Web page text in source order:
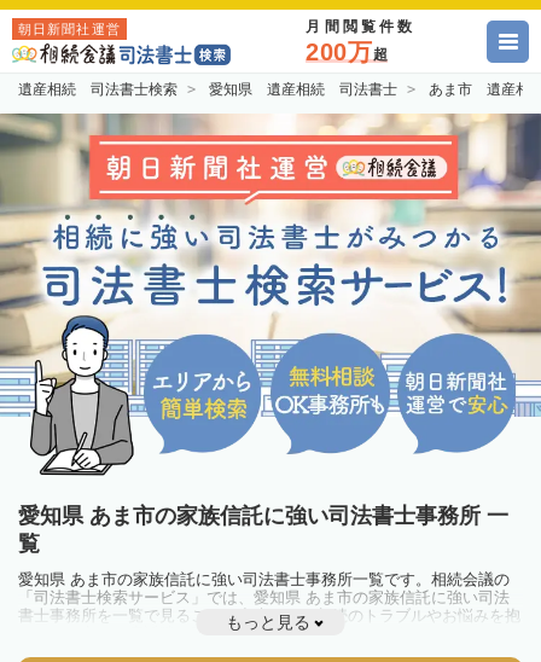
朝日新聞社運営 月間閲覧件数
200万超
遺産相続 司法書士検索 愛知県 遺産相続 司法書士 あま市 遺産相
愛知県 あま市の家族信託に強い司法書士事務所 一
覧
愛知県 あま市の家族信託に強い司法書士事務所一覧です。相続会議の
「司法書士検索サービス」では、愛知県 あま市の家族信託に強い司法
書士事務所を一覧で見ることが出来ます。相続のトラブルやお悩みを抱
えている方は一度近隣の司法書士に相談してみましょう。
もっと見る